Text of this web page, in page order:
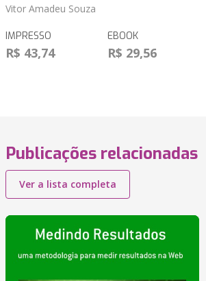
Vitor Amadeu Souza
IMPRESSO
R$ 43,74
EBOOK
R$ 29,56
Publicações relacionadas
Ver a lista completa